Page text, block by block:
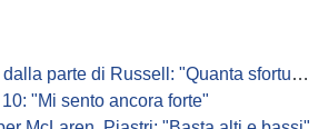
di Russell: "Quanta sfortuna può avere un pilota?"
"Mi sento ancora forte"